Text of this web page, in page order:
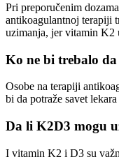
Pri preporučenim
antikoagulantnoj terapiji
uzimanja, jer vitamin K2
Ko ne bi trebalo
Osobe na terapiji
bi da potraže savet
Da li K2D3 mogu
I vitamin K2 i D3 su